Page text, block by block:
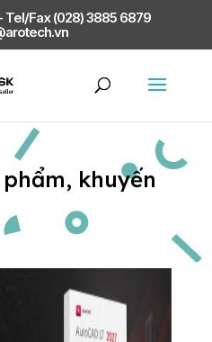
Tel/Fax (028) 3885 6879
khuyến